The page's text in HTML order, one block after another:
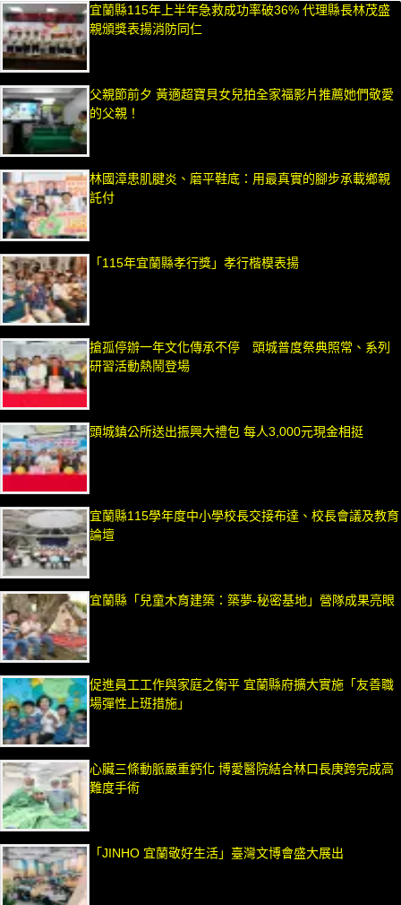
宜蘭縣115年上半年急救成功率破36% 代理縣長林茂盛
親頒獎表揚消防同仁
父親節前夕 黃適超寶貝女兒拍全家福影片推薦她們敬愛
的父親！
林國漳患肌腱炎、磨平鞋底：用最真實的腳步承載鄉親
託付
「115年宜蘭縣孝行獎」孝行楷模表揚
搶孤停辦一年文化傳承不停 頭城普度祭典照常、系列
研習活動熱鬧登場
頭城鎮公所送出振興大禮包 每人3,000元現金相挺
宜蘭縣115學年度中小學校長交接布達、校長會議及教育
論壇
宜蘭縣「兒童木育建築：築夢-秘密基地」營隊成果亮眼
促進員工工作與家庭之衡平 宜蘭縣府擴大實施「友善職
場彈性上班措施」
心臟三條動脈嚴重鈣化 博愛醫院結合林口長庚跨完成高
難度手術
「JINHO 宜蘭敬好生活」臺灣文博會盛大展出